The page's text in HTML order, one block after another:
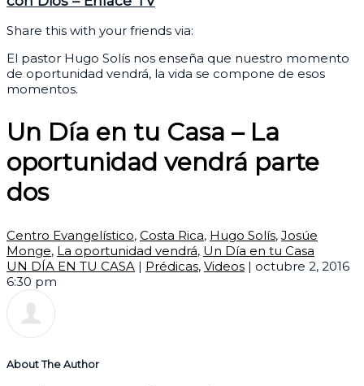
Share this with your friends via:
El pastor Hugo Solís nos enseña que nuestro momento
de oportunidad vendrá, la vida se compone de esos
momentos.
Un Día en tu Casa – La
oportunidad vendrá parte
dos
Centro Evangelístico, Costa Rica, Hugo Solís, Josúe
Monge, La oportunidad vendrá, Un Día en tu Casa
UN DÍA EN TU CASA | Prédicas, Videos | octubre 2, 2016
6:30 pm
About The Author